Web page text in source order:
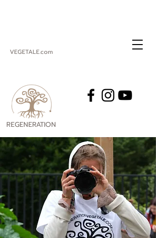
VEGETALE.com
REGENERATION